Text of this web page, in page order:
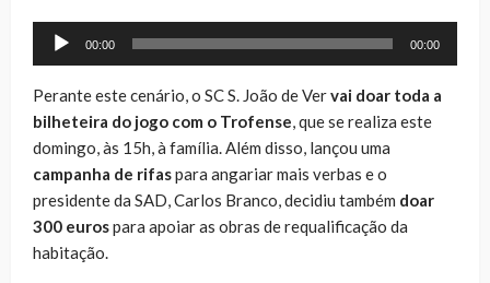
Reprodutor
áudio
00:00 00:00
Perante este cenário, o SC S. João de Vervai doar toda a
bilheteira do jogo com o Trofense, que se realiza este
domingo, às 15h, à família. Além disso, lançou uma
campanha de rifaspara angariar mais verbas e o
presidente da SAD, Carlos Branco, decidiu também doar
300 eurospara apoiar as obras de requalificação da
habitação.